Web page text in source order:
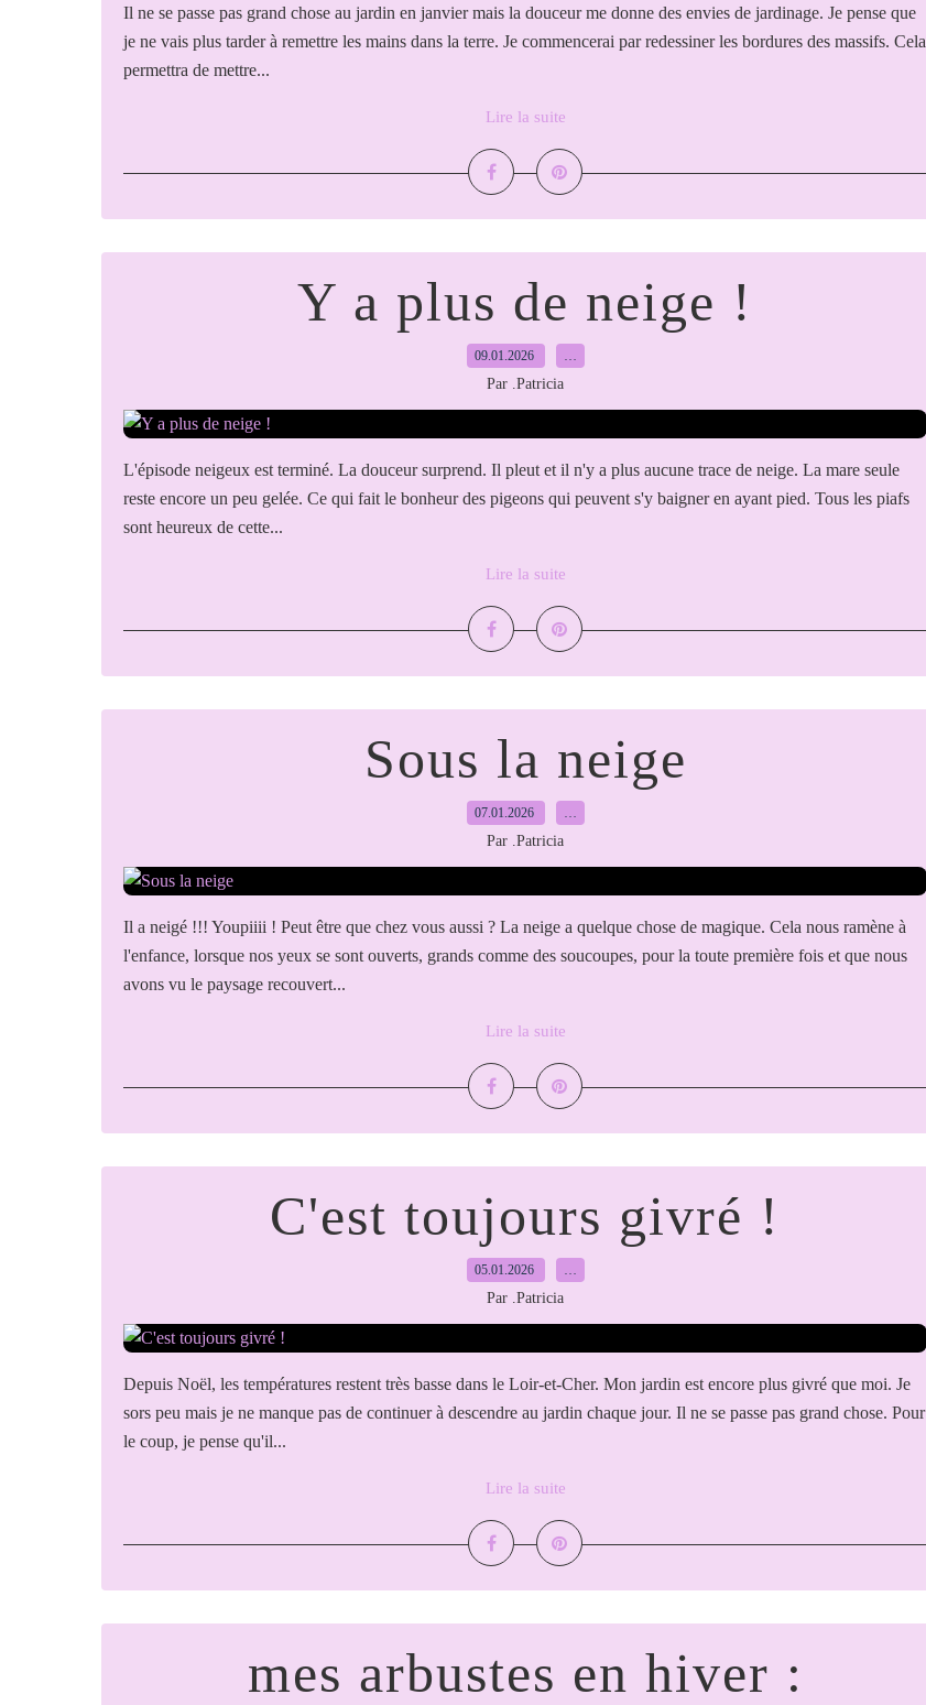
Il ne se passe pas grand chose au jardin en janvier mais la douceur me donne des envies de jardinage. Je pense que
je ne vais plus tarder à remettre les mains dans la terre. Je commencerai par redessiner les bordures des massifs. Cela
permettra de mettre...
Lire la suite
Y a plus de neige !
09.01.2026 …
Par .Patricia
L'épisode neigeux est terminé. La douceur surprend. Il pleut et il n'y a plus aucune trace de neige. La mare seule
reste encore un peu gelée. Ce qui fait le bonheur des pigeons qui peuvent s'y baigner en ayant pied. Tous les piafs
sont heureux de cette...
Lire la suite
Sous la neige
07.01.2026 …
Par .Patricia
Il a neigé !!! Youpiiii ! Peut être que chez vous aussi ? La neige a quelque chose de magique. Cela nous ramène à
l'enfance, lorsque nos yeux se sont ouverts, grands comme des soucoupes, pour la toute première fois et que nous
avons vu le paysage recouvert...
Lire la suite
C'est toujours givré !
05.01.2026 …
Par .Patricia
Depuis Noël, les températures restent très basse dans le Loir-et-Cher. Mon jardin est encore plus givré que moi. Je
sors peu mais je ne manque pas de continuer à descendre au jardin chaque jour. Il ne se passe pas grand chose. Pour
le coup, je pense qu'il...
Lire la suite
mes arbustes en hiver :